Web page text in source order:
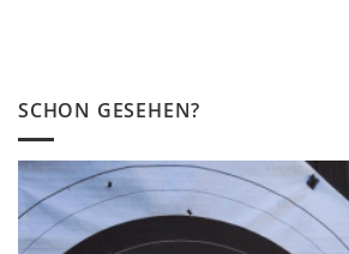
SCHON GESEHEN?